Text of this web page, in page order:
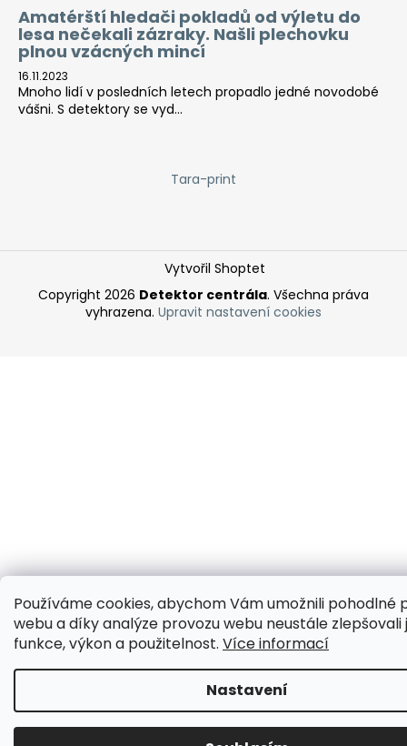
Používáme cookies, abychom Vám umožnili pohodlné
webu a díky analýze provozu webu neustále zlepšovali
funkce, výkon a použitelnost. Více informací
Nastavení
Amatérští hledači pokladů od výletu do
lesa nečekali zázraky. Našli plechovku
plnou vzácných mincí
16.11.2023
Mnoho lidí v posledních letech propadlo jedné novodobé
vášni. S detektory se vyd...
Tara-print
Vytvořil Shoptet
Copyright 2026 Detektor centrála. Všechna práva
vyhrazena. Upravit nastavení cookies